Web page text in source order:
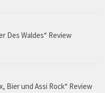
Des Waldes“ Review
Bier und Assi Rock“ Review